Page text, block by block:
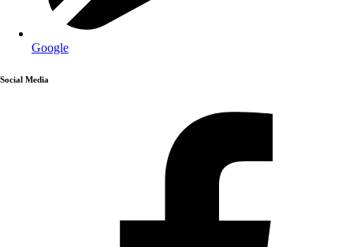
Google
Social Media